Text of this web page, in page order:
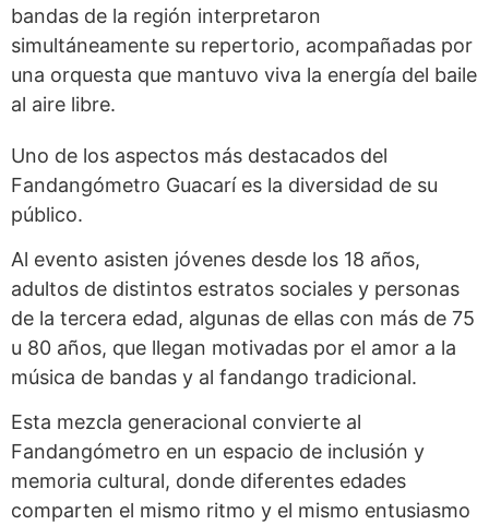
bandas de la región interpretaron
simultáneamente su repertorio, acompañadas por
una orquesta que mantuvo viva la energía del baile
al aire libre.
Uno de los aspectos más destacados del
Fandangómetro Guacarí es la diversidad de su
público.
Al evento asisten jóvenes desde los 18 años,
adultos de distintos estratos sociales y personas
de la tercera edad, algunas de ellas con más de 75
u 80 años, que llegan motivadas por el amor a la
música de bandas y al fandango tradicional.
Esta mezcla generacional convierte al
Fandangómetro en un espacio de inclusión y
memoria cultural, donde diferentes edades
comparten el mismo ritmo y el mismo entusiasmo